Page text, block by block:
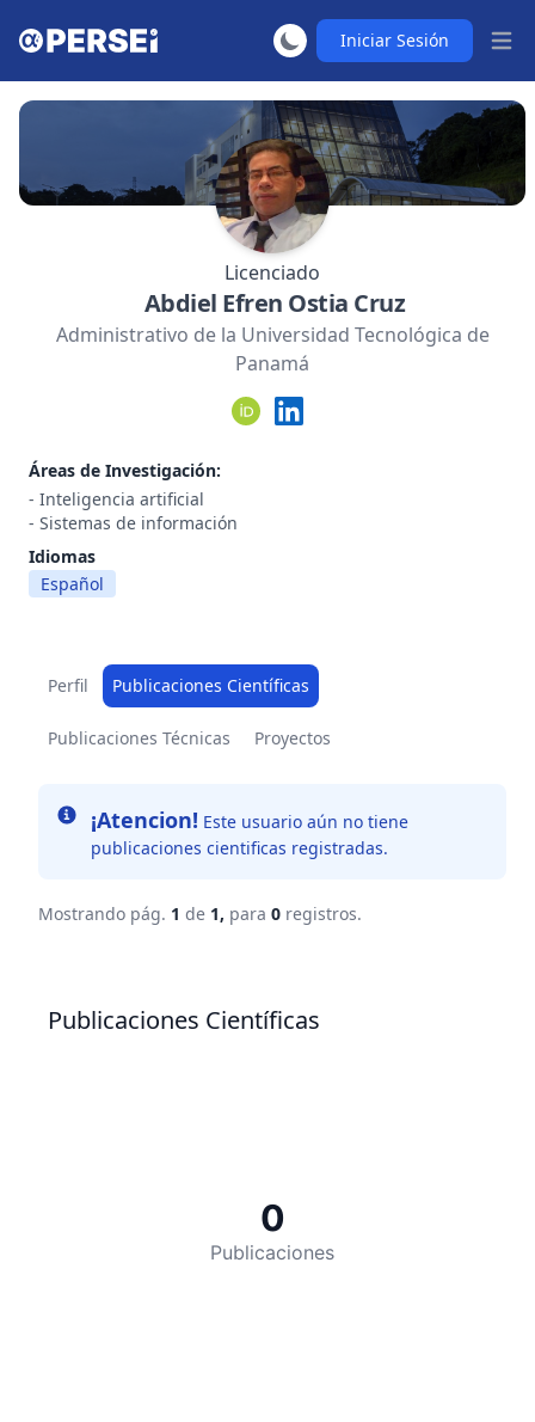
Iniciar Sesión Abrir
Licenciado
Abdiel Efren Ostia Cruz
Administrativo de la Universidad Tecnológica de
Panamá
Áreas de Investigación:
- Inteligencia artificial
- Sistemas de información
Idiomas
Español
Perfil Publicaciones Científicas
Publicaciones Técnicas Proyectos
Info ¡Atencion! Este usuario aún no tiene
publicaciones cientificas registradas.
Mostrando pág. 1 de 1, para 0 registros.
Publicaciones Científicas
Publicaciones
0